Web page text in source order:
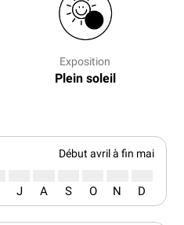
Exposition
Plein soleil
Début avril à fin mai
J A S O N D